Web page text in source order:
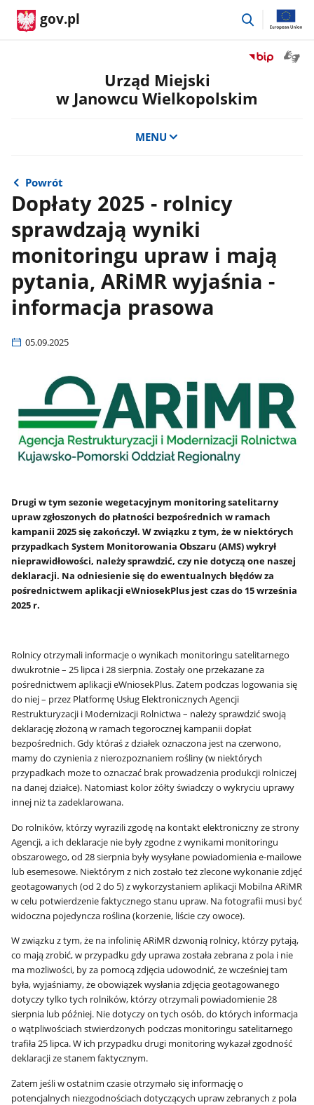
gov.pl
przejdź
Przejdź
Biuletyn
Urząd Miejski
w Janowcu Wielkopolskim
MENU
Powrót
Dopłaty 2025 - rolnicy
sprawdzają wyniki
monitoringu upraw i mają
pytania, ARiMR wyjaśnia -
informacja prasowa
05.09.2025
Drugi w tym sezonie wegetacyjnym monitoring satelitarny
upraw zgłoszonych do płatności bezpośrednich w ramach
kampanii 2025 się zakończył. W związku z tym, że w niektórych
przypadkach System Monitorowania Obszaru (AMS) wykrył
nieprawidłowości, należy sprawdzić, czy nie dotyczą one naszej
deklaracji. Na odniesienie się do ewentualnych błędów za
pośrednictwem aplikacji eWniosekPlus jest czas do 15 września
2025 r.
Rolnicy otrzymali informacje o wynikach monitoringu satelitarnego
dwukrotnie – 25 lipca i 28 sierpnia. Zostały one przekazane za
pośrednictwem aplikacji eWniosekPlus. Zatem podczas logowania się
do niej – przez Platformę Usług Elektronicznych Agencji
Restrukturyzacji i Modernizacji Rolnictwa – należy sprawdzić swoją
deklarację złożoną w ramach tegorocznej kampanii dopłat
bezpośrednich. Gdy któraś z działek oznaczona jest na czerwono,
mamy do czynienia z nierozpoznaniem rośliny (w niektórych
przypadkach może to oznaczać brak prowadzenia produkcji rolniczej
na danej działce). Natomiast kolor żółty świadczy o wykryciu uprawy
innej niż ta zadeklarowana.
Do rolników, którzy wyrazili zgodę na kontakt elektroniczny ze strony
Agencji, a ich deklaracje nie były zgodne z wynikami monitoringu
obszarowego, od 28 sierpnia były wysyłane powiadomienia e-mailowe
lub esemesowe. Niektórym z nich zostało też zlecone wykonanie zdjęć
geotagowanych (od 2 do 5) z wykorzystaniem aplikacji Mobilna ARiMR
w celu potwierdzenie faktycznego stanu upraw. Na fotografii musi być
widoczna pojedyncza roślina (korzenie, liście czy owoce).
W związku z tym, że na infolinię ARiMR dzwonią rolnicy, którzy pytają,
co mają zrobić, w przypadku gdy uprawa została zebrana z pola i nie
ma możliwości, by za pomocą zdjęcia udowodnić, że wcześniej tam
była, wyjaśniamy, że obowiązek wysłania zdjęcia geotagowanego
dotyczy tylko tych rolników, którzy otrzymali powiadomienie 28
sierpnia lub później. Nie dotyczy on tych osób, do których informacja
o wątpliwościach stwierdzonych podczas monitoringu satelitarnego
trafiła 25 lipca. W ich przypadku drugi monitoring wykazał zgodność
deklaracji ze stanem faktycznym.
Zatem jeśli w ostatnim czasie otrzymało się informację o
potencjalnych niezgodnościach dotyczących upraw zebranych z pola